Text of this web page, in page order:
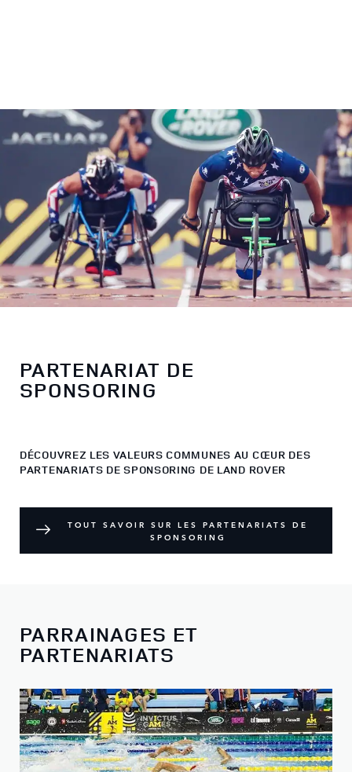
PARTENARIAT DE
SPONSORING
DÉCOUVREZ LES VALEURS COMMUNES AU CŒUR DES
PARTENARIATS DE SPONSORING DE LAND ROVER
TOUT SAVOIR SUR LES PARTENARIATS DE
SPONSORING
PARRAINAGES ET
PARTENARIATS